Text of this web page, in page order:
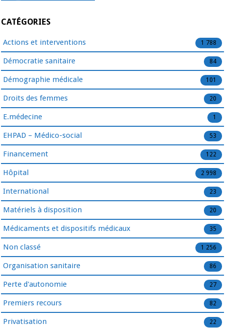
CATÉGORIES
Actions et interventions 1 788
Démocratie sanitaire 84
Démographie médicale 101
Droits des femmes 20
E.médecine 1
EHPAD – Médico-social 53
Financement 122
Hôpital 2 998
International 23
Matériels à disposition 20
Médicaments et dispositifs médicaux 35
Non classé 1 256
Organisation sanitaire 86
Perte d'autonomie 27
Premiers recours 82
Privatisation 22